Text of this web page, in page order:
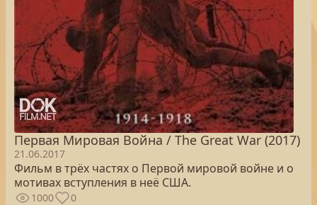
Первая Мировая Война / The Great War (2017)
21.06.2017
Фильм в трёх частях о Первой мировой войне и о
мотивах вступления в неё США.
1000 0